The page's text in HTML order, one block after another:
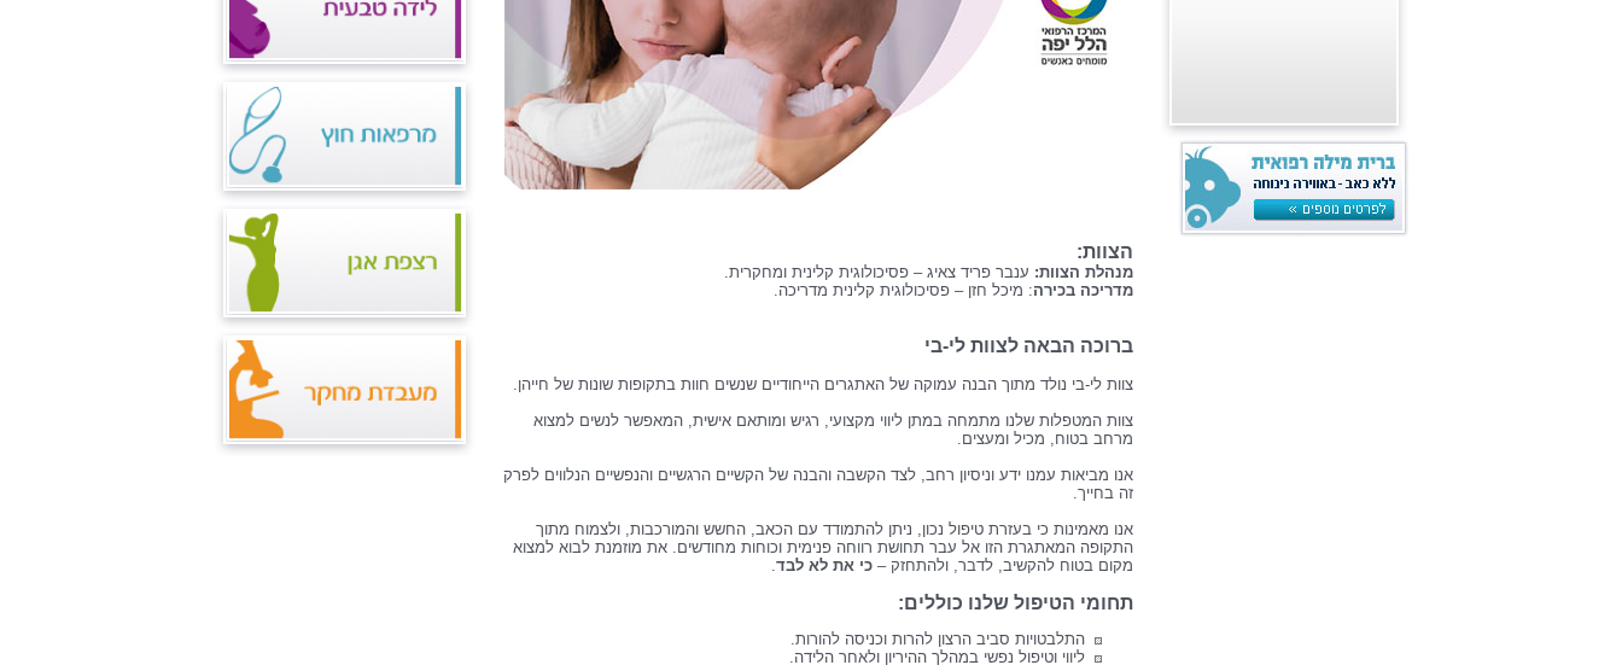
הצוות:
מנהלת הצוות: ענבר פריד צאיג – פסיכולוגית קלינית ומחקרית.
מדריכה בכירה: מיכל חזן – פסיכולוגית קלינית מדריכה.
ברוכה הבאה לצוות לי-בי
צוות לי-בי נולד מתוך הבנה עמוקה של האתגרים הייחודיים שנשים חוות בתקופות שונות של חייהן.
צוות המטפלות שלנו מתמחה במתן ליווי מקצועי, רגיש ומותאם אישית, המאפשר לנשים למצוא
מרחב בטוח, מכיל ומעצים.
אנו מביאות עמנו ידע וניסיון רחב, לצד הקשבה והבנה של הקשיים הרגשיים והנפשיים הנלווים לפרק
זה בחייך.
אנו מאמינות כי בעזרת טיפול נכון, ניתן להתמודד עם הכאב, החשש והמורכבות, ולצמוח מתוך
התקופה המאתגרת הזו אל עבר תחושת רווחה פנימית וכוחות מחודשים. את מוזמנת לבוא למצוא
מקום בטוח להקשיב, לדבר, ולהתחזק – כי את לא לבד
תחומי הטיפול שלנו כוללים:
התלבטויות סביב הרצון להרות וכניסה להורות.
ליווי וטיפול נפשי במהלך ההיריון ולאחר הלידה.